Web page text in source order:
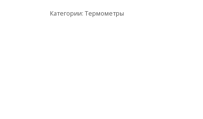
Категории:Термометры